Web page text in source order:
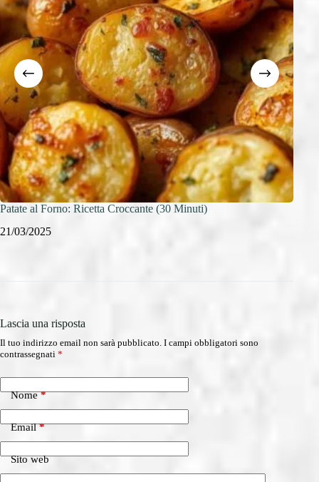
Patate al Forno: Ricetta Croccante (30 Minuti)
21/03/2025
Lascia una risposta
Il tuo indirizzo email non sarà pubblicato. I campi obbligatori sono
contrassegnati *
Nome*
Email*
Sito web